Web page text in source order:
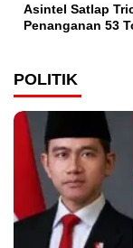
Asintel Satlap
Penanganan 53
POLITIK